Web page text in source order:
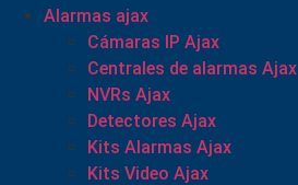
Alarmas ajax
Cámaras IP Ajax
Centrales de alarmas Ajax
NVRs Ajax
Detectores Ajax
Kits Alarmas Ajax
Kits Video Ajax